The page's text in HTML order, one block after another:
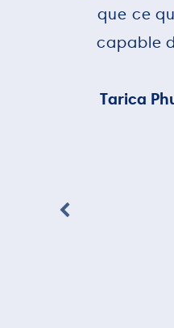
que ce
capable
Tarica